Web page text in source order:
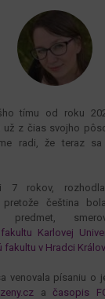
tímu od roku
už z čias svojho
radi, že teraz
7 rokov,
pretože čeština
predmet,
Karlovej
fakultu v Hradci
venovala písaniu o
ačasopis